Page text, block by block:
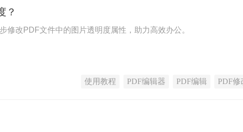
？
修改PDF文件中的图片透明度属性，助力高效办公。
使用教程 PDF编辑器 PDF编辑 PDF修